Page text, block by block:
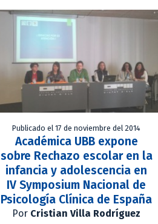
Publicado el 17 de noviembre del 2014
Académica UBB expone
sobre Rechazo escolar en la
infancia y adolescencia en
IV Symposium Nacional de
Psicología Clínica de España
Por Cristian Villa Rodríguez